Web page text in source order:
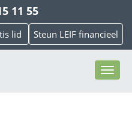
11 55
lid Steun LEIF financieel